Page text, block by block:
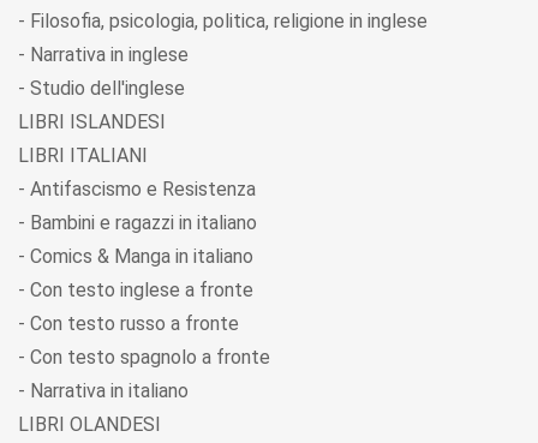
- Filosofia, psicologia, politica, religione in inglese
- Narrativa in inglese
- Studio dell'inglese
LIBRI ISLANDESI
LIBRI ITALIANI
- Antifascismo e Resistenza
- Bambini e ragazzi in italiano
- Comics & Manga in italiano
- Con testo inglese a fronte
- Con testo russo a fronte
- Con testo spagnolo a fronte
- Narrativa in italiano
LIBRI OLANDESI